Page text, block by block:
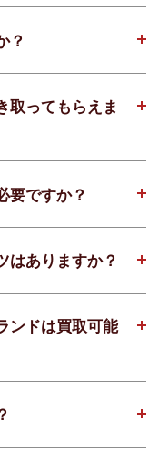
？
取ってもらえま
要ですか？
はありますか？
ンドは買取可能